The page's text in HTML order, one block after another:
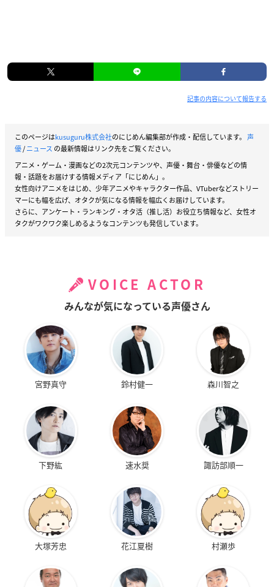
記事の内容について報告する
このページはkusuguru株式会社のにじめん編集部が作成・配信しています。 声
優/ニュース の最新情報はリンク先をご覧ください。
アニメ・ゲーム・漫画などの2次元コンテンツや、声優・舞台・俳優などの情
報・話題をお届けする情報メディア「にじめん」。
女性向けアニメをはじめ、少年アニメやキャラクター作品、VTuberなどストリー
マーにも幅を広げ、オタクが気になる情報を幅広くお届けしています。
さらに、アンケート・ランキング・オタ活（推し活）お役立ち情報など、女性オ
タクがワクワク楽しめるようなコンテンツも発信しています。
VOICE ACTOR
みんなが気になっている声優さん
宮野真守 鈴村健一 森川智之
下野紘 速水奨 諏訪部順一
大塚芳忠 花江夏樹 村瀬歩